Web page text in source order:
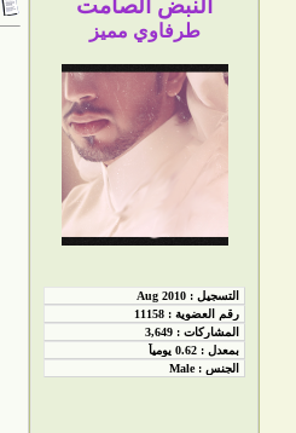
النبض الصامت
طرفاوي مميز